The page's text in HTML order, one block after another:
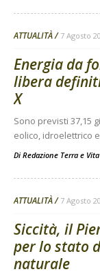
ATTUALITÀ 7 Agosto
Energia da
libera
X
Sono previsti 37,15
eolico, idroelettrico
Di Redazione Terra e Vita
ATTUALITÀ 7 Agosto
Siccità, il
per lo stato
naturale